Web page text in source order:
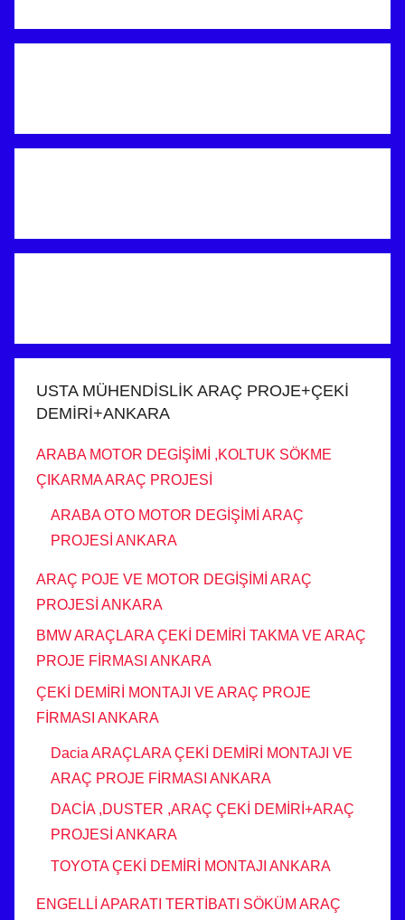
USTA MÜHENDİSLİK ARAÇ PROJE+ÇEKİ
DEMİRİ+ANKARA
ARABA MOTOR DEGİŞİMİ ,KOLTUK SÖKME
ÇIKARMA ARAÇ PROJESİ
ARABA OTO MOTOR DEGİŞİMİ ARAÇ
PROJESİ ANKARA
ARAÇ POJE VE MOTOR DEGİŞİMİ ARAÇ
PROJESİ ANKARA
BMW ARAÇLARA ÇEKİ DEMİRİ TAKMA VE ARAÇ
PROJE FİRMASI ANKARA
ÇEKİ DEMİRİ MONTAJI VE ARAÇ PROJE
FİRMASI ANKARA
Dacia ARAÇLARA ÇEKİ DEMİRİ MONTAJI VE
ARAÇ PROJE FİRMASI ANKARA
DACİA ,DUSTER ,ARAÇ ÇEKİ DEMİRİ+ARAÇ
PROJESİ ANKARA
TOYOTA ÇEKİ DEMİRİ MONTAJI ANKARA
ENGELLİ APARATI TERTİBATI SÖKÜM ARAÇ